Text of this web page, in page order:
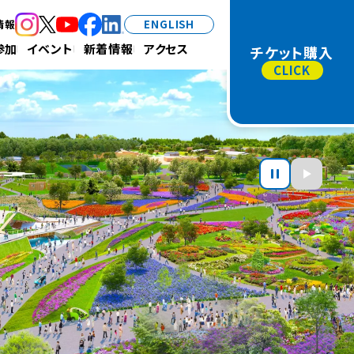
加 イベント 新着情報 アクセス
報
（新規タブで開きます）
（新規タブで開きます）
（新規タブで開きます）
（新規タブで開きます）
（新規タブで開きます）
ENGLISH
チケット購入
一時停止再生